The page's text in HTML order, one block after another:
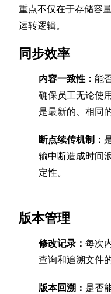
重点不仅在于存储容
运转逻辑。
同步效率
内容一致性：能
确保员工无论使
是最新的、相同的
断点续传机制：
输中断造成时间
定性。
版本管理
修改记录：每次
查询和追溯文件
版本回溯： 是否